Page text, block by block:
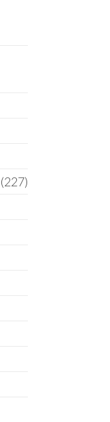
(227)